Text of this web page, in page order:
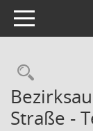
Toggle navigation
Straße -